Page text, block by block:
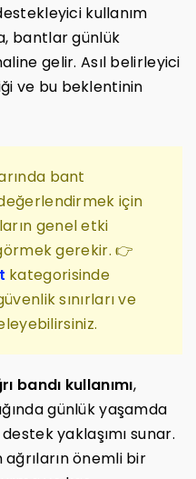
kullanım
bantlar günlük
gelir. Asıl belirleyici
ve bu beklentinin
bant
için
genel etki
gerekir. 👉
kategorisinde
sınırları ve
bandı kullanımı,
günlük yaşamda
yaklaşımı sunar.
önemli bir